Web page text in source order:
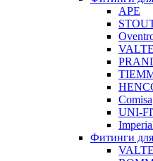
APE
Comisa
UNI-
Фитинги